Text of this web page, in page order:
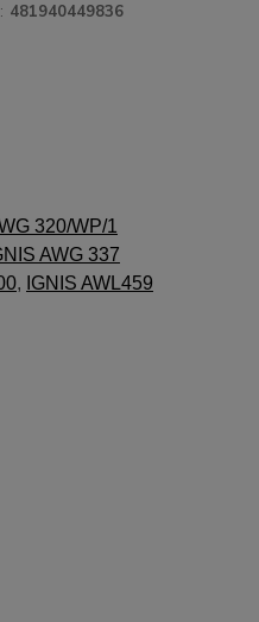
481940449836
320/WP/1
AWG 337
, IGNIS AWL459